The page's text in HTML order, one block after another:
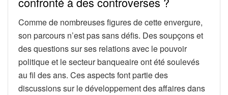
Comme de nombreuses figures de cette envergure,
son parcours n’est pas sans défis. Des soupçons et
des questions sur ses relations avec le pouvoir
politique et le secteur banqueaire ont été soulevés
au fil des ans. Ces aspects font partie des
discussions sur le développement des affaires dans